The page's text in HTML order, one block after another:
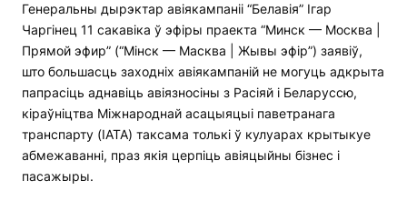
Генеральны дырэктар авіякампаніі “Белавія” Ігар
Чаргінец 11 сакавіка ў эфіры праекта “Минск — Москва |
Прямой эфир” (“Мінск — Масква | Жывы эфір”) заявіў,
што большасць заходніх авіякампаній не могуць адкрыта
папрасіць аднавіць авіязносіны з Расіяй і Беларуссю,
кіраўніцтва Міжнароднай асацыяцыі паветранага
транспарту (IATA) таксама толькі ў кулуарах крытыкуе
абмежаванні, праз якія церпіць авіяцыйны бізнес і
пасажыры.